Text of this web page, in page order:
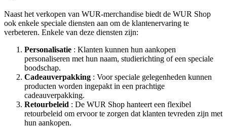
Naast het verkopen van WUR-merchandise biedt de WUR Shop
ook enkele speciale diensten aan om de klantenervaring te
verbeteren. Enkele van deze diensten zijn:
Personalisatie : Klanten kunnen hun aankopen
personaliseren met hun naam, studierichting of een speciale
boodschap.
Cadeauverpakking : Voor speciale gelegenheden kunnen
producten worden ingepakt in een prachtige
cadeauverpakking.
Retourbeleid : De WUR Shop hanteert een flexibel
retourbeleid om ervoor te zorgen dat klanten tevreden zijn met
hun aankopen.